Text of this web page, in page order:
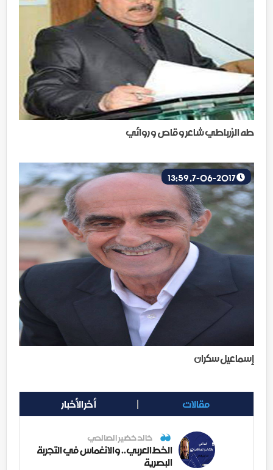
طه الزرباطي شاعر وقاص و روائي
إسماعيل سكران
مقالات أخر الأخبار
خالد خضير الصالحي
الخط العربي.. والانغماس في التجربة
البصرية